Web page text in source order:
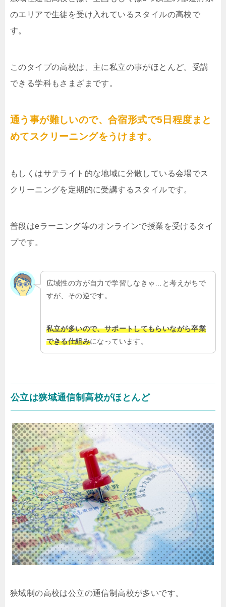
のエリアで生徒を受け入れているスタイルの高校で
す。
このタイプの高校は、主に私立の事がほとんど。受講
できる学科もさまざまです。
通う事が難しいので、合宿形式で5日程度まと
めてスクリーニングをうけます。
もしくはサテライト的な地域に分散している会場でス
クリーニングを定期的に受講するスタイルです。
普段はeラーニング等のオンラインで授業を受けるタイ
プです。
広域性の方が自力で学習しなきゃ…と考えがちで
すが、その逆です。
私立が多いので、サポートしてもらいながら卒業
できる仕組みになっています。
公立は狭域通信制高校がほとんど
狭域制の高校は公立の通信制高校が多いです。